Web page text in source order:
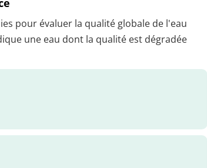
pour évaluer la qualité globale de l'eau
une eau dont la qualité est dégradée